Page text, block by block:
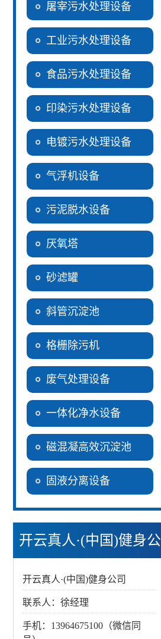
屠宰污水处理设备
工业污水处理设备
食品污水处理设备
印染污水处理设备
电镀污水处理设备
气浮机设备
污泥脱水设备
厌氧塔
砂滤罐
斜管沉淀池
格栅除污机
废气处理设备
一体化净水设备
磁混凝高效沉淀池
固液分离设备
开云真人·(中国)健身公
司
开云真人·(中国)健身公司
联系人：徐经理
手机：13964675100（微信同